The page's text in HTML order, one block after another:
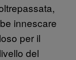
innescare
per il
del